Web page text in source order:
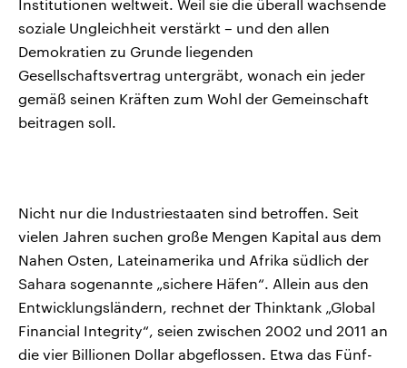
Institutionen weltweit. Weil sie die überall wachsende
soziale Ungleichheit verstärkt – und den allen
Demokratien zu Grunde liegenden
Gesellschaftsvertrag untergräbt, wonach ein jeder
gemäß seinen Kräften zum Wohl der Gemeinschaft
beitragen soll.
Nicht nur die Industriestaaten sind betroffen. Seit
vielen Jahren suchen große Mengen Kapital aus dem
Nahen Osten, Lateinamerika und Afrika südlich der
Sahara sogenannte „sichere Häfen“. Allein aus den
Entwicklungsländern, rechnet der Thinktank „Global
Financial Integrity“, seien zwischen 2002 und 2011 an
die vier Billionen Dollar abgeflossen. Etwa das Fünf-